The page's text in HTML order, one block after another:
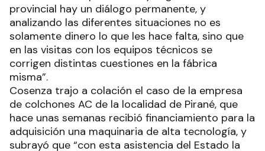
provincial hay un diálogo permanente, y
analizando las diferentes situaciones no es
solamente dinero lo que les hace falta, sino que
en las visitas con los equipos técnicos se
corrigen distintas cuestiones en la fábrica
misma”.
Cosenza trajo a colación el caso de la empresa
de colchones AC de la localidad de Pirané, que
hace unas semanas recibió financiamiento para la
adquisición una maquinaria de alta tecnología, y
subrayó que “con esta asistencia del Estado la